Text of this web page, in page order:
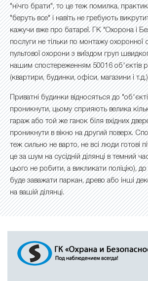
"нічго брати", то це теж помилка,
"беруть все" і навіть не гребують
кажучи вже про батареї. ГК "Охорона і
послуги не тільки по монтажу охоронної
пультової охорони з виїздом груп
нашим спостереженням 50016 об'єктів
(квартири, будинки, офіси, магазини і
Приватні будинки відносяться до
проникнути, цьому сприяють велика
гараж або той же ганок біля вхідних
проникнути в вікно на другий поверх.
теж сильно не варто, не всі люди готові
це за шум на сусідній ділянці в темний
цього не робити, а викликати поліцію),
буде заважати паркан, древо або інші
на вашій ділянці.